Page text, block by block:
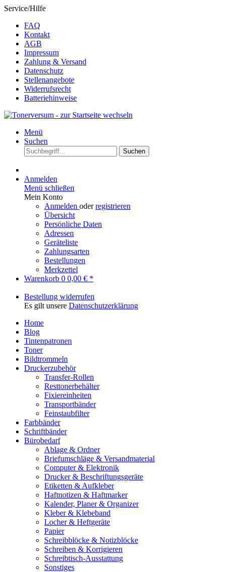
Service/Hilfe
FAQ
Kontakt
AGB
Impressum
Zahlung & Versand
Datenschutz
Stellenangebote
Widerrufsrecht
Batteriehinweise
Menü
Suchen
Suchen
Anmelden
Menü schließen
Mein Konto
Anmelden oderregistrieren
Übersicht
Persönliche Daten
Adressen
Geräteliste
Zahlungsarten
Bestellungen
Merkzettel
Warenkorb 0 0,00 € *
Bestellung widerrufen
Es gilt unsere Datenschutzerklärung
Home
Blog
Tintenpatronen
Toner
Bildtrommeln
Druckerzubehör
Transfer-Rollen
Resttonerbehälter
Fixiereinheiten
Transportbänder
Feinstaubfilter
Farbbänder
Schriftbänder
Bürobedarf
Ablage & Ordner
Briefumschläge & Versandmaterial
Computer & Elektronik
Drucker & Beschriftungsgeräte
Etiketten & Aufkleber
Haftnotizen & Haftmarker
Kalender, Planer & Organizer
Kleber & Klebeband
Locher & Heftgeräte
Papier
Schreibblöcke & Notizblöcke
Schreiben & Korrigieren
Schreibtisch-Ausstattung
Sonstiges